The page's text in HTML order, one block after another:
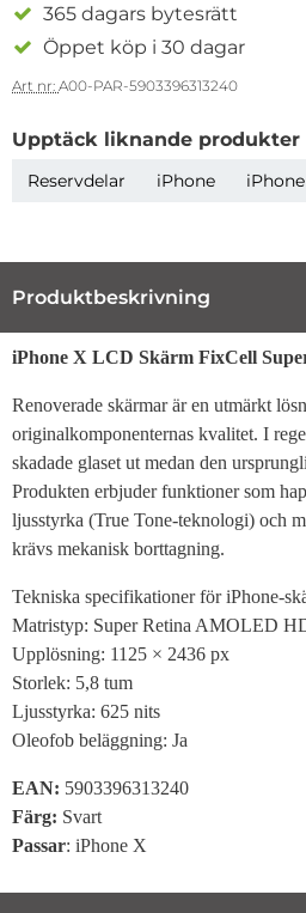
365 dagars bytesrätt
Öppet köp i 30 dagar
Art nr: A00-PAR-5903396313240
Upptäck liknande produkter
Reservdelar iPhone
Produktbeskrivning
iPhone X LCD Skärm FixCell
Renoverade skärmar är en utmärkt
originalkomponenternas kvalitet. I
skadade glaset ut medan den
Produkten erbjuder funktioner som
ljusstyrka (True Tone-teknologi) och
krävs mekanisk borttagning.
Tekniska specifikationer för iPhone-
Matristyp: Super Retina AMOLED
Upplösning: 1125 × 2436 px
Storlek: 5,8 tum
Ljusstyrka: 625 nits
Oleofob beläggning: Ja
EAN: 5903396313240
Färg: Svart
Passar: iPhone X